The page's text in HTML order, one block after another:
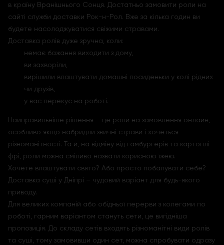
в країну Вранішнього Сонця. Достатньо замовити роли на
сайті служби доставки Рок-н-Рол. Вже за кілька годин ви
будете насолоджуватися свіжими стравами.
Доставка ролів дуже зручна, коли:
немає бажання виходити з дому,
ви захворіли,
вирішили влаштувати домашні посиденьки у колі рідних
чи друзів,
у вас перекус на роботі.
Найправильніше рішення – це роли на замовлення онлайн,
особливо якщо набридли звичні страви і хочеться
різноманітності. Та й, на відміну від гамбургерів та картоплі
фрі, роли можна сміливо назвати корисною їжею.
Хочете влаштувати свято? Або просто побалувати себе?
Доставка суші у Дніпрі – чудовий варіант для будь-якого
приводу.
Для великих компаній або обідньої перерви з колегами по
роботі, гарним варіантом стануть сети, це вигідніша
пропозиція. До складу сетів входять різноманітні види ролів
та суші, тому замовивши один сет, можна спробувати одразу